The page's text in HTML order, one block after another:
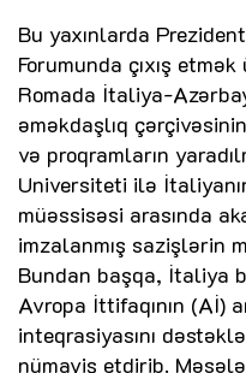
Bu yaxınlarda
Forumunda çıxış
Romada İtaliya-
əməkdaşlıq
və proqramların
Universiteti ilə
müəssisəsi arasında
imzalanmış sazişlərin
Bundan başqa, İtaliya
Avropa İttifaqının (Aİ)
inteqrasiyasını
nümayiş etdirib.